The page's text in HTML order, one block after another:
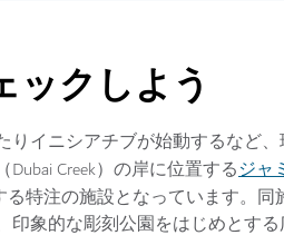
ックしよう
イニシアチブが始動するなど
Creek）の岸に位置するジャ
特注の施設となっています。
象的な彫刻公園をはじめとす